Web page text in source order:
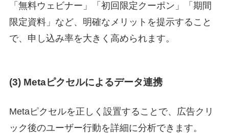
「無料ウェビナー」「初回限定クーポン」「期間
限定資料」など、明確なメリットを提示すること
で、申し込み率を大きく高められます。
(3) Metaピクセルによるデータ連携
Metaピクセルを正しく設置することで、広告クリ
ック後のユーザー行動を詳細に分析できます。